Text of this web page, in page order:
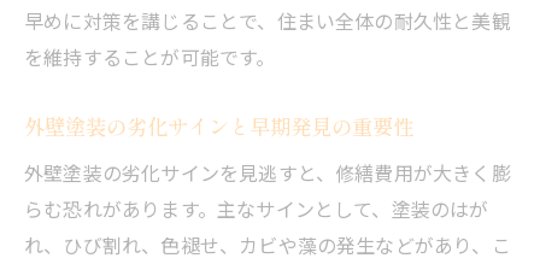
早めに対策を講じることで、住まい全体の耐久性と美観
を維持することが可能です。
外壁塗装の劣化サインと早期発見の重要性
外壁塗装の劣化サインを見逃すと、修繕費用が大きく膨
らむ恐れがあります。主なサインとして、塗装のはが
れ、ひび割れ、色褪せ、カビや藻の発生などがあり、こ